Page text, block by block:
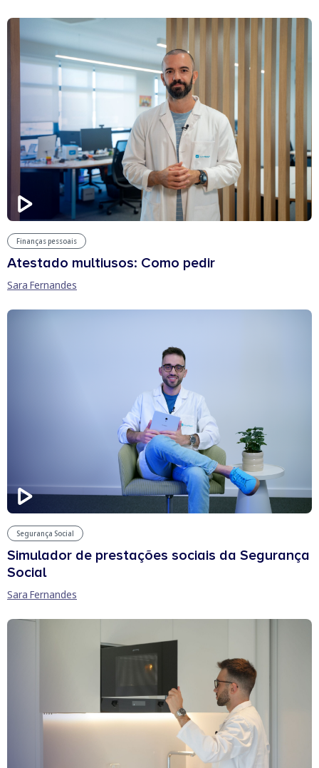
Finanças pessoais
Atestado multiusos: Como pedir
Sara Fernandes
Segurança Social
Simulador de prestações sociais da Segurança
Social
Sara Fernandes